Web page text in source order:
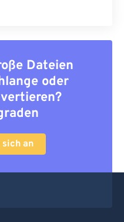
Dateien
oder
sich an